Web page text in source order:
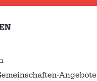
Angebote